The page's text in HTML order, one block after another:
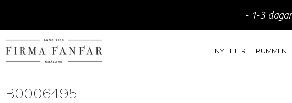
- 1-3
NYHETER RUMMEN
B0006495